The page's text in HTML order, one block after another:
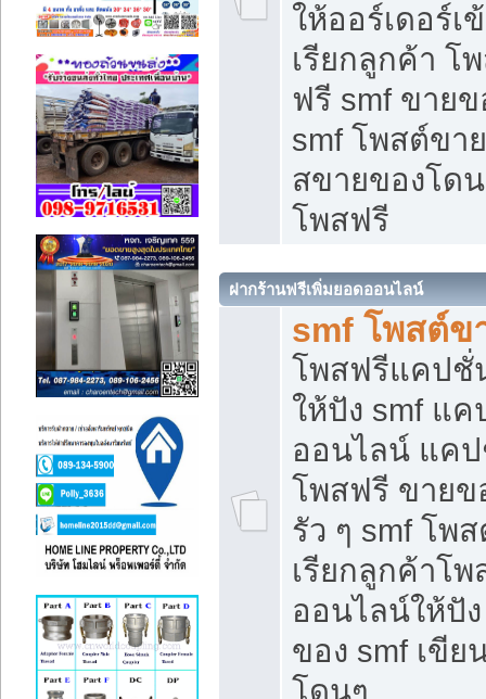
ให้ออร์เดอร์เ
เรียกลูกค้า โ
ฟรี smf ขาย
smf โพสต์ขา
สขายของโด
โพสฟรี
ฝากร้านฟรีเพิ่มยอดออนไลน์
smf โพสต์ข
โพสฟรีแคปชั่
ให้ปัง smf แ
ออนไลน์ แค
โพสฟรี ขายข
รัว ๆ smf โพ
เรียกลูกค้าโ
ออนไลน์ให้ปั
ของ smf เขี
โดนๆ